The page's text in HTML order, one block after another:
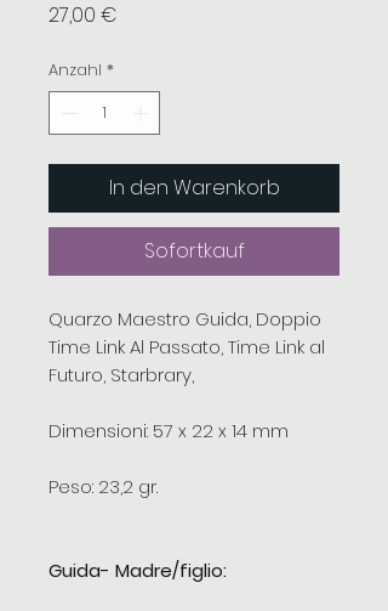
27,00 €
Anzahl *
In den Warenkorb
Sofortkauf
Quarzo Maestro Guida, Doppio
Time Link Al Passato, Time Link al
Futuro, Starbrary,
Dimensioni: 57 x 22 x 14 mm
Peso: 23,2 gr.
Guida- Madre/figlio: